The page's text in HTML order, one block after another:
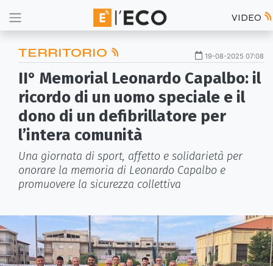
VIDEO
TERRITORIO 19-08-2025 07:08
II° Memorial Leonardo Capalbo: il
ricordo di un uomo speciale e il
dono di un defibrillatore per
l’intera comunità
Una giornata di sport, affetto e solidarietà per
onorare la memoria di Leonardo Capalbo e
promuovere la sicurezza collettiva